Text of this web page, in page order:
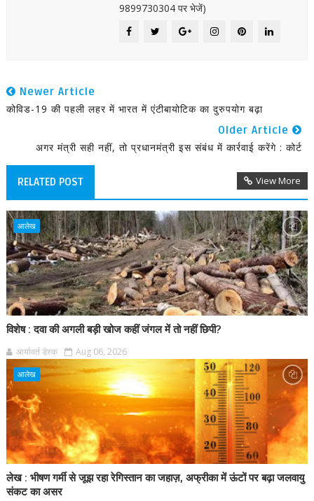
9899730304 पर भेजें)
Newer Article
कोविड-19 की पहली लहर में भारत में एंटीबायोटिक का दुरुपयोग बढ़ा
Older Article
अगर मंत्री सही नहीं, तो प्रधानमंत्री इस संबंध में कार्रवाई करेंगे : कोर्ट
RELATED POST View More
आलेख
विशेष : दवा की अगली बड़ी खोज कहीं जंगल में तो नहीं छिपी?
आर्यावर्त डेस्क Aug 06, 2026
आलेख
लेख : भीषण गर्मी से जूझ रहा रेगिस्तान का जहाज़, अफ्रीका में ऊंटों पर बढ़ा जलवायु
संकट का असर